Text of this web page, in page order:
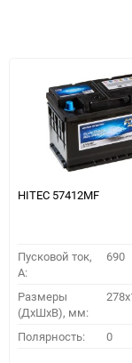
HITEC 57412MF
Пусковой ток,
A:
690
Размеры
(ДхШхВ), мм:
Полярность: 0